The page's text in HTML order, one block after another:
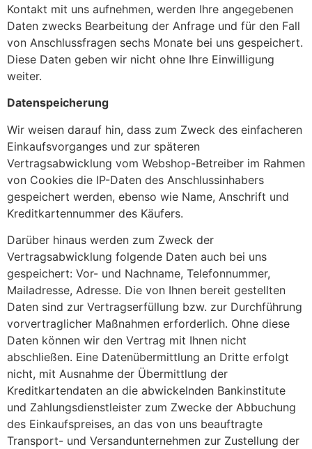
Kontakt mit uns aufnehmen, werden Ihre angegebenen
Daten zwecks Bearbeitung der Anfrage und für den Fall
von Anschlussfragen sechs Monate bei uns gespeichert.
Diese Daten geben wir nicht ohne Ihre Einwilligung
weiter.
Datenspeicherung
Wir weisen darauf hin, dass zum Zweck des einfacheren
Einkaufsvorganges und zur späteren
Vertragsabwicklung vom Webshop-Betreiber im Rahmen
von Cookies die IP-Daten des Anschlussinhabers
gespeichert werden, ebenso wie Name, Anschrift und
Kreditkartennummer des Käufers.
Darüber hinaus werden zum Zweck der
Vertragsabwicklung folgende Daten auch bei uns
gespeichert: Vor- und Nachname, Telefonnummer,
Mailadresse, Adresse. Die von Ihnen bereit gestellten
Daten sind zur Vertragserfüllung bzw. zur Durchführung
vorvertraglicher Maßnahmen erforderlich. Ohne diese
Daten können wir den Vertrag mit Ihnen nicht
abschließen. Eine Datenübermittlung an Dritte erfolgt
nicht, mit Ausnahme der Übermittlung der
Kreditkartendaten an die abwickelnden Bankinstitute
und Zahlungsdienstleister zum Zwecke der Abbuchung
des Einkaufspreises, an das von uns beauftragte
Transport- und Versandunternehmen zur Zustellung der